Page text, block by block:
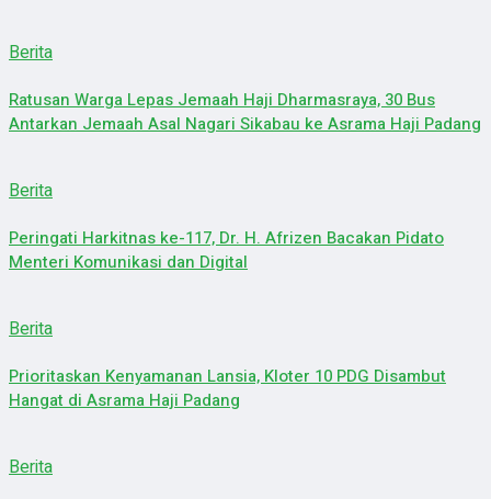
Berita
Ratusan Warga Lepas Jemaah Haji Dharmasraya, 30 Bus
Antarkan Jemaah Asal Nagari Sikabau ke Asrama Haji Padang
Berita
Peringati Harkitnas ke-117, Dr. H. Afrizen Bacakan Pidato
Menteri Komunikasi dan Digital
Berita
Prioritaskan Kenyamanan Lansia, Kloter 10 PDG Disambut
Hangat di Asrama Haji Padang
Berita